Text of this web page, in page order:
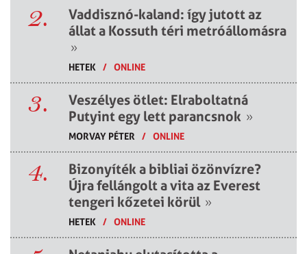
2.
Vaddisznó-kaland: így jutott az
állat a Kossuth téri metróállomásra
»
HETEK / ONLINE
3.
Veszélyes ötlet: Elraboltatná
Putyint egy lett parancsnok »
MORVAY PÉTER / ONLINE
4.
Bizonyíték a bibliai özönvízre?
Újra fellángolt a vita az Everest
tengeri kőzetei körül »
HETEK / ONLINE